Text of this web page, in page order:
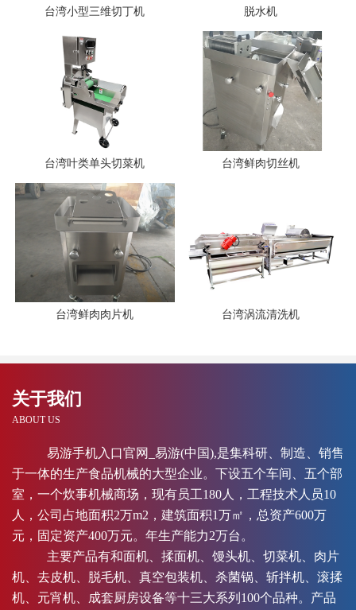
台湾小型三维切丁机 脱水机
台湾叶类单头切菜机 台湾鲜肉切丝机
台湾鲜肉肉片机 台湾涡流清洗机
关于我们
ABOUT US
易游手机入口官网_易游(中国),是集科研、制造、销售
于一体的生产食品机械的大型企业。下设五个车间、五个部
室，一个炊事机械商场，现有员工180人，工程技术人员10
人，公司占地面积2万m2，建筑面积1万㎡，总资产600万
元，固定资产400万元。年生产能力2万台。
主要产品有和面机、揉面机、馒头机、切菜机、肉片
机、去皮机、脱毛机、真空包装机、杀菌锅、斩拌机、滚揉
机、元宵机、成套厨房设备等十三大系列100个品种。产品